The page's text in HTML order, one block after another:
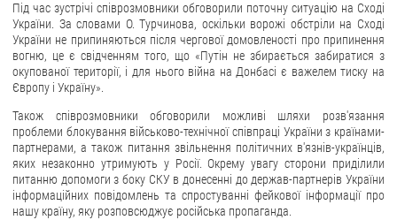
Drone Deals
Фотогалерея
Відеогалерея
Звернення громадян
Електронне звернення
ДОСТУП ДО ПУБЛІЧНОЇ ІНФОРМАЦІЇ
Під час зустрічі співрозмовники обговорили поточну ситуацію на Сході
України. За словами О. Турчинова, оскільки ворожі обстріли на Сході
України не припиняються після чергової домовленості про припинення
вогню, це є свідченням того, що «Путін не збирається забиратися з
окупованої території, і для нього війна на Донбасі є важелем тиску на
Європу і Україну».
Також співрозмовники обговорили можливі шляхи розв'язання
проблеми блокування військово-технічної співпраці України з країнами-
партнерами, а також питання звільнення політичних в'язнів-українців,
яких незаконно утримують у Росії. Окрему увагу сторони приділили
питанню допомоги з боку СКУ в донесенні до держав-партнерів України
інформаційних повідомлень та спростуванні фейкової інформації про
нашу країну, яку розповсюджує російська пропаганда.